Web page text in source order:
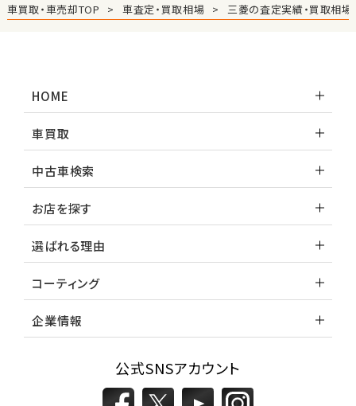
車買取・車売却TOP 車査定・買取相場 三菱の査定実績・買取相場
HOME
車買取
中古車検索
お店を探す
選ばれる理由
コーティング
企業情報
公式SNSアカウント